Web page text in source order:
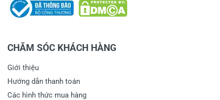
09/03/2017
Viết nhận xét về sản phẩm
Đánh giá sao
CHĂM SÓC KHÁCH HÀNG
Giới thiệu
Hướng dẫn thanh toán
Các hình thức mua hàng